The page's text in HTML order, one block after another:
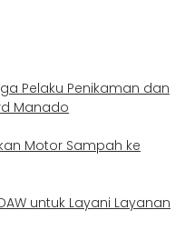
Pelaku Penikaman dan
Manado
Motor Sampah ke
untuk Layani Layanan